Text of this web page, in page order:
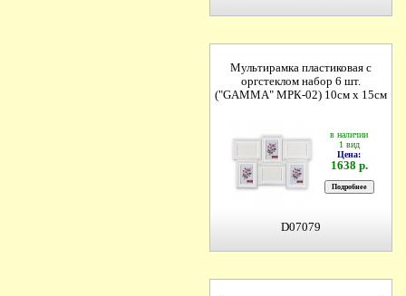
Мультирамка пластиковая с
оргстеклом набор 6 шт.
("GAMMA" МРК-02) 10см х 15см
в наличии
1 вид
Цена:
1638 р.
D07079